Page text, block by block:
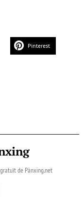
Pinterest
de Pànxing.net​